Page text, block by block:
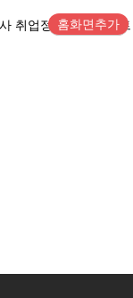
홈화면추가